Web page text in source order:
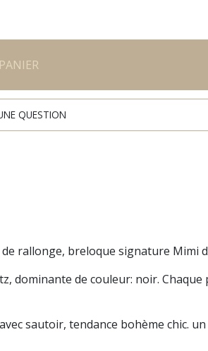
QUESTION
+ chaînette de rallonge,
dominante de couleur: noir.
sautoir, tendance bohème chic.